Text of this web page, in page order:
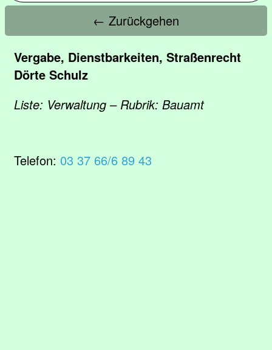
← Zurückgehen
Vergabe, Dienstbarkeiten, Straßenrecht
Dörte Schulz
Liste: Verwaltung – Rubrik: Bauamt
Telefon: 03 37 66/6 89 43